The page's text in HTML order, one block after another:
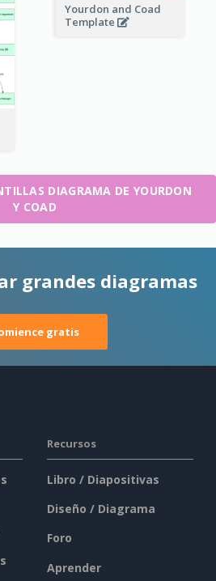
Yourdon and Coad
Template
DIAGRAMA DE YOURDON
Y COAD
grandes diagramas
gratis
Recursos
Libro / Diapositivas
Diseño / Diagrama
Foro
Aprender